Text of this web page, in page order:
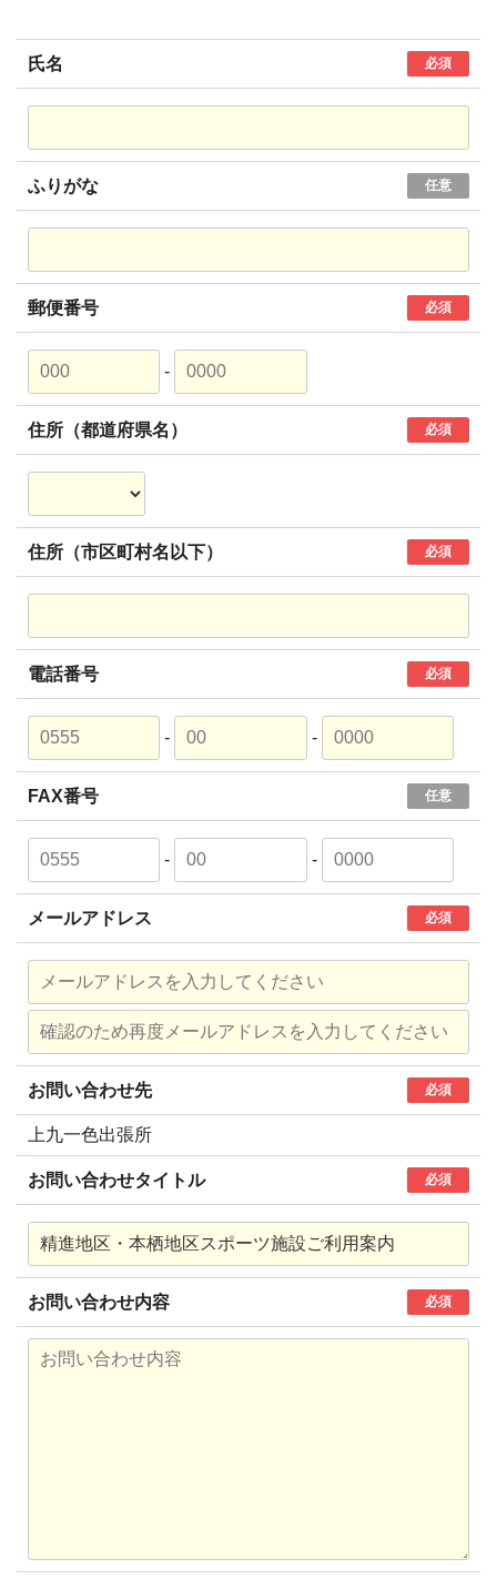
氏名 必須
ふりがな 任意
郵便番号 必須
-
住所（都道府県名） 必須
住所（市区町村名以下） 必須
電話番号 必須
- -
FAX番号 任意
- -
メールアドレス 必須
お問い合わせ先 必須
上九一色出張所
お問い合わせタイトル 必須
お問い合わせ内容 必須